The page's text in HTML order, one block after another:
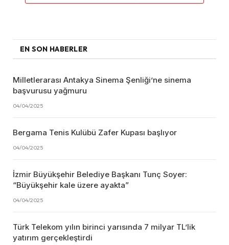
EN SON HABERLER
Milletlerarası Antakya Sinema Şenliği’ne sinema
başvurusu yağmuru
04/04/2025
Bergama Tenis Kulübü Zafer Kupası başlıyor
04/04/2025
İzmir Büyükşehir Belediye Başkanı Tunç Soyer:
“Büyükşehir kale üzere ayakta”
04/04/2025
Türk Telekom yılın birinci yarısında 7 milyar TL’lik
yatırım gerçekleştirdi